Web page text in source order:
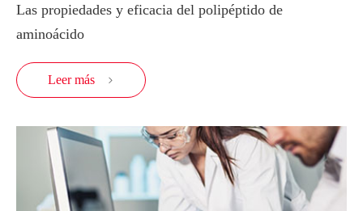
Las propiedades y eficacia del polipéptido de
aminoácido
Leer más 